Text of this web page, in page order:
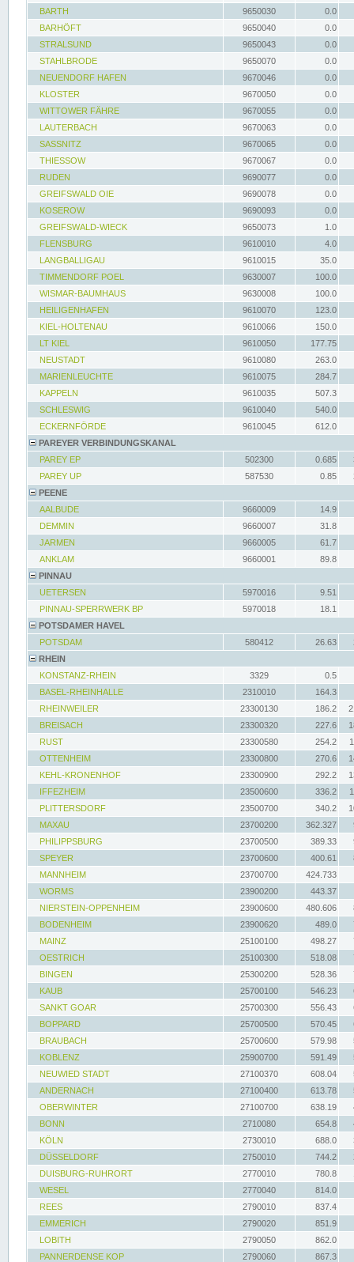
BARTH
9650030
0.0
BARHÖFT
9650040
0.0
STRALSUND
9650043
0.0
STAHLBRODE
9650070
0.0
NEUENDORF HAFEN
9670046
0.0
KLOSTER
9670050
0.0
WITTOWER FÄHRE
9670055
0.0
LAUTERBACH
9670063
0.0
SASSNITZ
9670065
0.0
THIESSOW
9670067
0.0
RUDEN
9690077
0.0
GREIFSWALD OIE
9690078
0.0
KOSEROW
9690093
0.0
GREIFSWALD-WIECK
9650073
1.0
FLENSBURG
9610010
4.0
LANGBALLIGAU
9610015
35.0
TIMMENDORF POEL
9630007
100.0
WISMAR-BAUMHAUS
9630008
100.0
HEILIGENHAFEN
9610070
123.0
KIEL-HOLTENAU
9610066
150.0
LT KIEL
9610050
177.75
NEUSTADT
9610080
263.0
MARIENLEUCHTE
9610075
284.7
KAPPELN
9610035
507.3
SCHLESWIG
9610040
540.0
ECKERNFÖRDE
9610045
612.0
PAREYER VERBINDUNGSKANAL
PAREY EP
502300 0.685
PAREY UP
587530 0.85
PEENE
AALBUDE
9660009
14.9
DEMMIN
9660007
31.8
JARMEN
9660005
61.7
ANKLAM
9660001
89.8
PINNAU
UETERSEN
5970016
9.51
PINNAU-SPERRWERK BP
5970018
18.1
POTSDAMER HAVEL
POTSDAM
580412 26.63
RHEIN
KONSTANZ-RHEIN
3329
0.5
BASEL-RHEINHALLE
2310010
164.3
RHEINWEILER
23300130 186.2
BREISACH
23300320 227.6
RUST
23300580 254.2
OTTENHEIM
23300800 270.6
KEHL-KRONENHOF
23300900 292.2
IFFEZHEIM
23500600 336.2
PLITTERSDORF
23500700 340.2
MAXAU
23700200 362.327
PHILIPPSBURG
23700500 389.33
SPEYER
23700600 400.61
MANNHEIM
23700700
424.733
WORMS
23900200
443.37
NIERSTEIN-OPPENHEIM
23900600 480.606
BODENHEIM
23900620 489.0
MAINZ
25100100 498.27
OESTRICH
25100300 518.08
BINGEN
25300200 528.36
KAUB
25700100 546.23
SANKT GOAR
25700300 556.43
BOPPARD
25700500 570.45
BRAUBACH
25700600 579.98
KOBLENZ
25900700 591.49
NEUWIED STADT
27100370 608.04
ANDERNACH
27100400 613.78
OBERWINTER
27100700 638.19
BONN
2710080 654.8
KÖLN
2730010 688.0
DÜSSELDORF
2750010 744.2
DUISBURG-RUHRORT
2770010 780.8
WESEL
2770040
814.0
REES
2790010
837.4
EMMERICH
2790020
851.9
LOBITH
2790050
862.0
PANNERDENSE KOP
2790060
867.3